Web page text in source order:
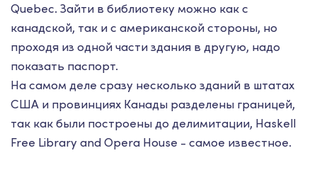
Quebec. Зайти в библиотеку можно как с
канадской, так и с американской стороны, но
проходя из одной части здания в другую, надо
показать паспорт.
На самом деле сразу несколько зданий в штатах
США и провинциях Канады разделены границей,
так как были построены до делимитации, Haskell
Free Library and Opera House - самое известное.